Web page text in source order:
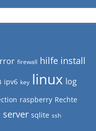
firewall hilfe install
ipv6 key linux log
raspberry Rechte
server sqlite ssh